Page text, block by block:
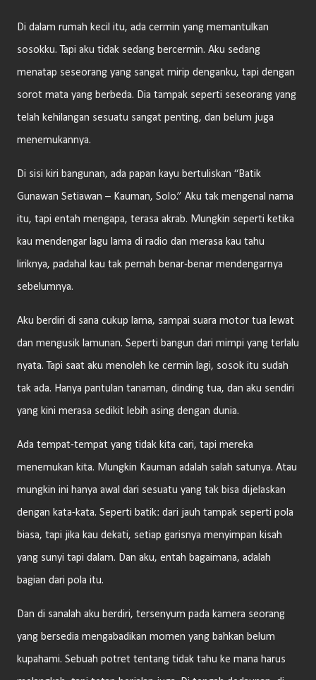
Di dalam rumah kecil itu, ada cermin yang memantulkan
sosokku. Tapi aku tidak sedang bercermin. Aku sedang
menatap seseorang yang sangat mirip denganku, tapi dengan
sorot mata yang berbeda. Dia tampak seperti seseorang yang
telah kehilangan sesuatu sangat penting, dan belum juga
menemukannya.
Di sisi kiri bangunan, ada papan kayu bertuliskan “Batik
Gunawan Setiawan – Kauman, Solo.” Aku tak mengenal nama
itu, tapi entah mengapa, terasa akrab. Mungkin seperti ketika
kau mendengar lagu lama di radio dan merasa kau tahu
liriknya, padahal kau tak pernah benar-benar mendengarnya
sebelumnya.
Aku berdiri di sana cukup lama, sampai suara motor tua lewat
dan mengusik lamunan. Seperti bangun dari mimpi yang terlalu
nyata. Tapi saat aku menoleh ke cermin lagi, sosok itu sudah
tak ada. Hanya pantulan tanaman, dinding tua, dan aku sendiri
yang kini merasa sedikit lebih asing dengan dunia.
Ada tempat-tempat yang tidak kita cari, tapi mereka
menemukan kita. Mungkin Kauman adalah salah satunya. Atau
mungkin ini hanya awal dari sesuatu yang tak bisa dijelaskan
dengan kata-kata. Seperti batik: dari jauh tampak seperti pola
biasa, tapi jika kau dekati, setiap garisnya menyimpan kisah
yang sunyi tapi dalam. Dan aku, entah bagaimana, adalah
bagian dari pola itu.
Dan di sanalah aku berdiri, tersenyum pada kamera seorang
yang bersedia mengabadikan momen yang bahkan belum
kupahami. Sebuah potret tentang tidak tahu ke mana harus